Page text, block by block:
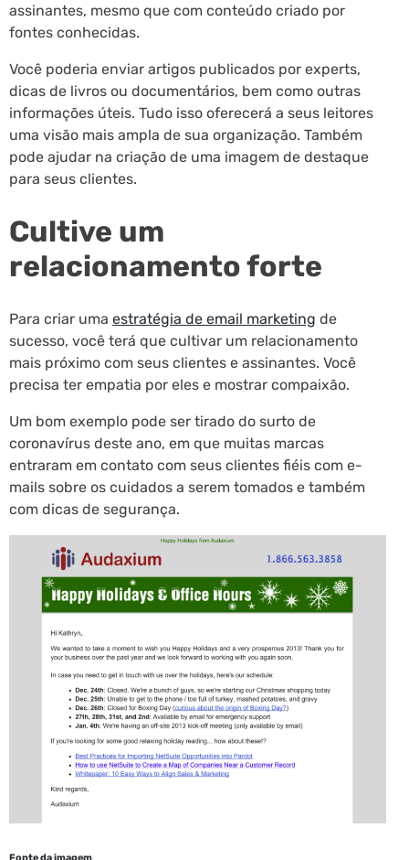
assinantes, mesmo que com conteúdo criado por
fontes conhecidas.
Você poderia enviar artigos publicados por experts,
dicas de livros ou documentários, bem como outras
informações úteis. Tudo isso oferecerá a seus leitores
uma visão mais ampla de sua organização. Também
pode ajudar na criação de uma imagem de destaque
para seus clientes.
Cultive um
relacionamento forte
Para criar uma estratégia de email marketing de
sucesso, você terá que cultivar um relacionamento
mais próximo com seus clientes e assinantes. Você
precisa ter empatia por eles e mostrar compaixão.
Um bom exemplo pode ser tirado do surto de
coronavírus deste ano, em que muitas marcas
entraram em contato com seus clientes fiéis com e-
mails sobre os cuidados a serem tomados e também
com dicas de segurança.
Fonte da imagem